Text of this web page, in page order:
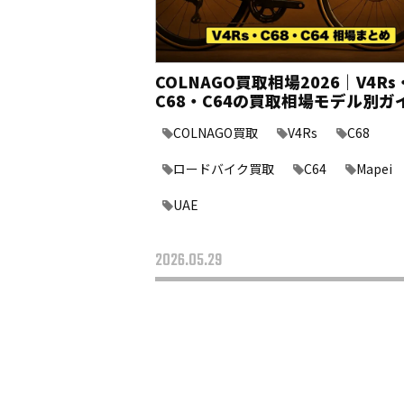
COLNAGO買取相場2026｜V4Rs
C68・C64の買取相場モデル別ガ
COLNAGO買取 V4Rs
C68
ロードバイク買取
C64
Mapei
UAE
2026.05.29